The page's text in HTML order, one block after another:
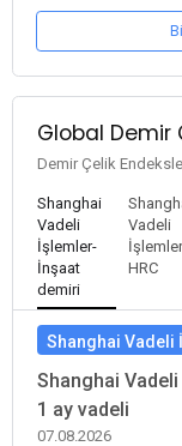
Global Demir
Demir Çelik
Shanghai
Vadeli
İşlemler-
İnşaat
demiri
Vadeli
İşlemler
HRC
Shanghai Vadeli
Shanghai
1 ay vadeli
07.08.2026